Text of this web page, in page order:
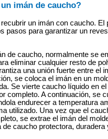
imán de caucho?
un imán con caucho. El
pasos para garantizar un
de caucho, normalmente se
eliminar cualquier resto de
una unión fuerte entre el
se coloca el imán en un
Se vierte caucho líquido en
completo. A continuación, se
endurecer a temperatura
utilizado. Una vez que el
se extrae el imán del
de caucho protectora, duradera